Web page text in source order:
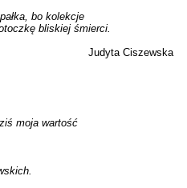
bo kolekcje
bliskiej śmierci.
Judyta Ciszewska
moja wartość